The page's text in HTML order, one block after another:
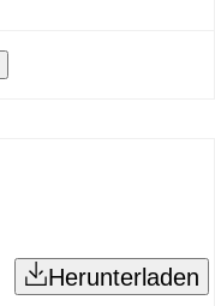
Herunterladen